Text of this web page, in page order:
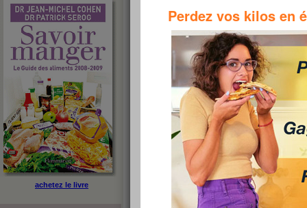
achetez le livre
Légumes d'hiver (Liebig PurSoup')
Savoir Manger est un guide des aliments
plus de 15 000 produits, donne toutes les recettes
Perdez vos kilos en